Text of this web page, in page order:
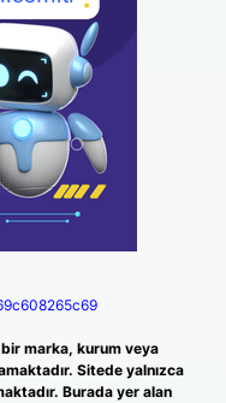
marka, kurum veya
Sitede yalnızca
Burada yer alan